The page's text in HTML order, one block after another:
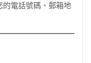
的電話號碼、郵箱地